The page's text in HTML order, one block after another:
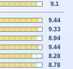
9.1
9.44
9.33
8.94
9.44
8.28
8.78